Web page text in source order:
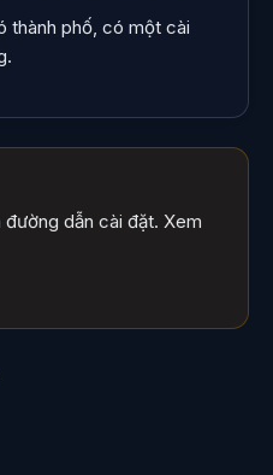
thành phố, có một cài
đường dẫn cài đặt. Xem